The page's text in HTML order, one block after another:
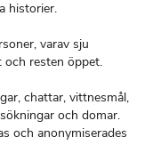
historier.
varav sju
och resten öppet.
chattar, vittnesmål,
och domar.
och anonymiserades